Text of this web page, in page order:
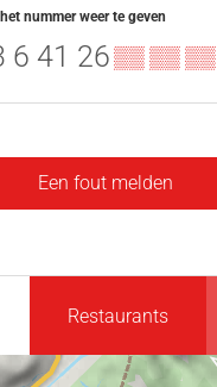
nummer weer te geven
6 41 26▒▒ ▒▒ ▒▒
Een fout melden
Restaurants